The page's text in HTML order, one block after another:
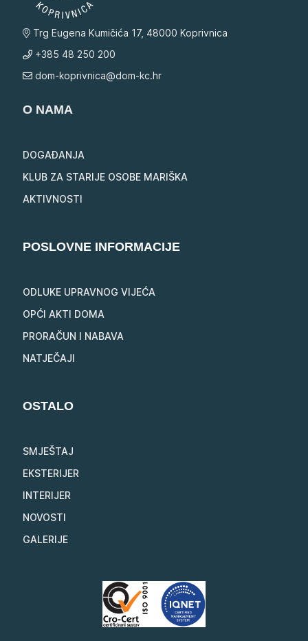
Trg Eugena Kumičića 17, 48000 Koprivnica
+385 48 250 200
dom-koprivnica@dom-kc.hr
O NAMA
DOGAĐANJA
KLUB ZA STARIJE OSOBE MARIŠKA
AKTIVNOSTI
POSLOVNE INFORMACIJE
ODLUKE UPRAVNOG VIJEĆA
OPĆI AKTI DOMA
PRORAČUN I NABAVA
NATJEČAJI
OSTALO
SMJEŠTAJ
EKSTERIJER
INTERIJER
NOVOSTI
GALERIJE